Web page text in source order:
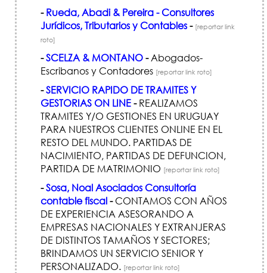
- Rueda, Abadi & Pereira - Consultores
Jurídicos, Tributarios y Contables- [reportar link
roto]
-SCELZA & MONTANO-Abogados-
Escribanos y Contadores [reportar link roto]
-SERVICIO RAPIDO DE TRAMITES Y
GESTORIAS ON LINE-REALIZAMOS
TRAMITES Y/O GESTIONES EN URUGUAY
PARA NUESTROS CLIENTES ONLINE EN EL
RESTO DEL MUNDO. PARTIDAS DE
NACIMIENTO, PARTIDAS DE DEFUNCION,
PARTIDA DE MATRIMONIO [reportar link roto]
-Sosa, Noal Asociados Consultoría
contable fiscal-CONTAMOS CON AÑOS
DE EXPERIENCIA ASESORANDO A
EMPRESAS NACIONALES Y EXTRANJERAS
DE DISTINTOS TAMAÑOS Y SECTORES;
BRINDAMOS UN SERVICIO SENIOR Y
PERSONALIZADO. [reportar link roto]